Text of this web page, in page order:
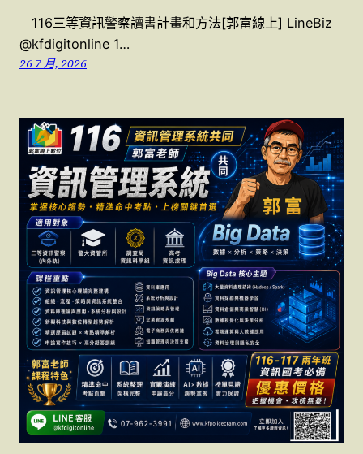
116三等資訊警察讀書計畫和方法[郭富線上] LineBiz
@kfdigitonline 1…
26 7 月, 2026